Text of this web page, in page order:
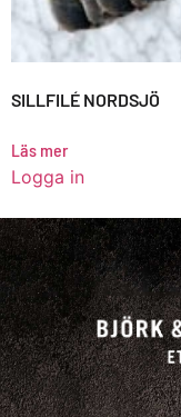
SILLFILÉ NORDSJÖ
Läs mer
Logga in